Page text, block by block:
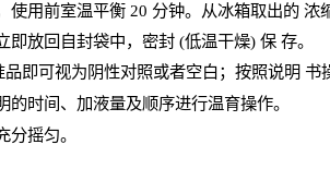
用前室温平衡 20 分钟。从冰箱取出的 浓
即放回自封袋中，密封(低温干燥) 保 存。
品即可视为阴性对照或者空白；按照说明 书
的时间、加液量及顺序进行温育操作。
分摇匀。